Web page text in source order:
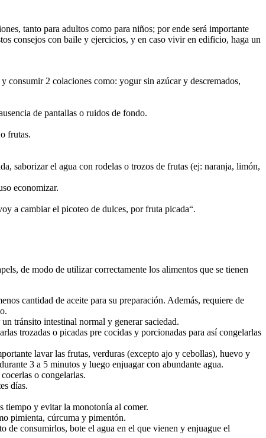
tanto para adultos como para niños; por ende será importante
consejos con baile y ejercicios, y en caso vivir en edificio, haga un
consumir 2 colaciones como: yogur sin azúcar y descremados,
de pantallas o ruidos de fondo.
frutas.
saborizar el agua con rodelas o trozos de frutas (ej: naranja, limón,
economizar.
a cambiar el picoteo de dulces, por fruta picada“.
de modo de utilizar correctamente los alimentos que se tienen
cantidad de aceite para su preparación. Además, requiere de
tránsito intestinal normal y generar saciedad.
trozadas o picadas pre cocidas y porcionadas para así congelarlas
lavar las frutas, verduras (excepto ajo y cebollas), huevo y
3 a 5 minutos y luego enjuagar con abundante agua.
o congelarlas.
días.
tiempo y evitar la monotonía al comer.
pimienta, cúrcuma y pimentón.
de consumirlos, bote el agua en el que vienen y enjuague el